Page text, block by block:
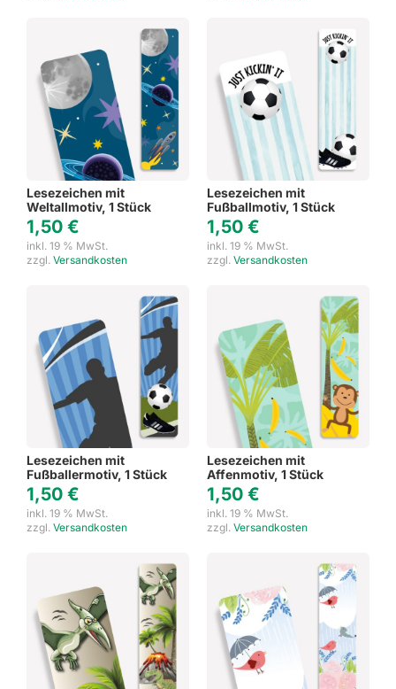
Lesezeichen mit
Weltallmotiv, 1 Stück
1,50 €
inkl. 19 % MwSt.
zzgl. Versandkosten
Lesezeichen mit
Fußballmotiv, 1 Stück
1,50 €
inkl. 19 % MwSt.
zzgl. Versandkosten
Lesezeichen mit
Fußballermotiv, 1 Stück
1,50 €
inkl. 19 % MwSt.
zzgl. Versandkosten
Lesezeichen mit
Affenmotiv, 1 Stück
1,50 €
inkl. 19 % MwSt.
zzgl. Versandkosten